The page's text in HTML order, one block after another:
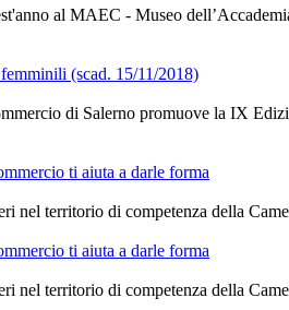
al MAEC - Museo
(scad. 15/11/2018)
di Salerno promuove la IX
ti aiuta a darle forma
nel territorio di competenza della
ti aiuta a darle forma
nel territorio di competenza della